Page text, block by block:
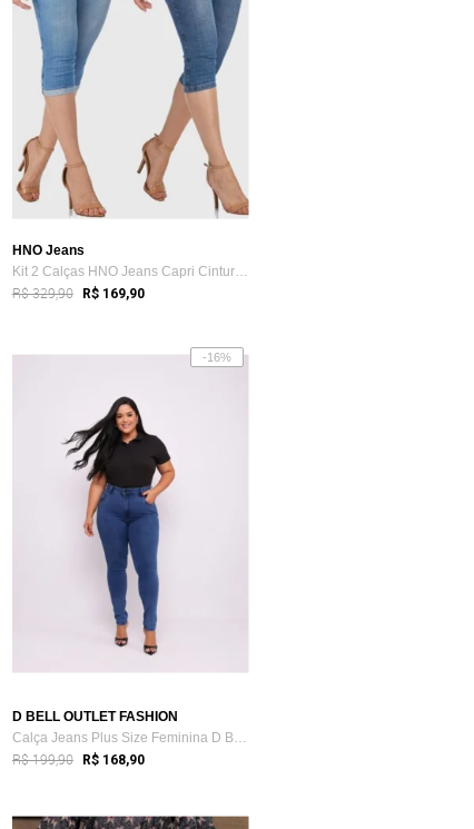
HNO Jeans
Kit 2 Calças HNO Jeans Capri Cintura Alt...
R$ 329,90 R$ 169,90
-16%
D BELL OUTLET FASHION
Calça Jeans Plus Size Feminina D Bell Ou...
R$ 199,90 R$ 168,90